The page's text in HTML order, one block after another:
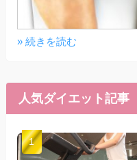
» 続きを読む
人気ダイエット記事